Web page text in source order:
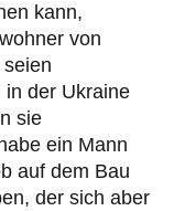
kann,
von
in der Ukraine
sie
ein Mann
auf dem Bau
der sich aber